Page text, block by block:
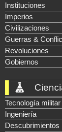
Instituciones
Imperios
Civilizaciones
Guerras &
Revoluciones
Gobiernos
Tecnología militar
Ingeniería
Descubrimientos